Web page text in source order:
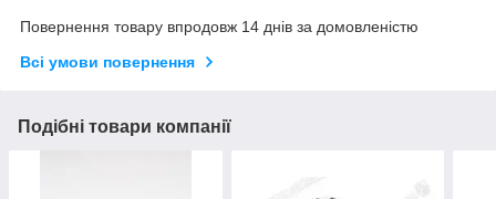
Повернення товару впродовж 14 днів за домовленістю
Всі умови повернення
Подібні товари компанії